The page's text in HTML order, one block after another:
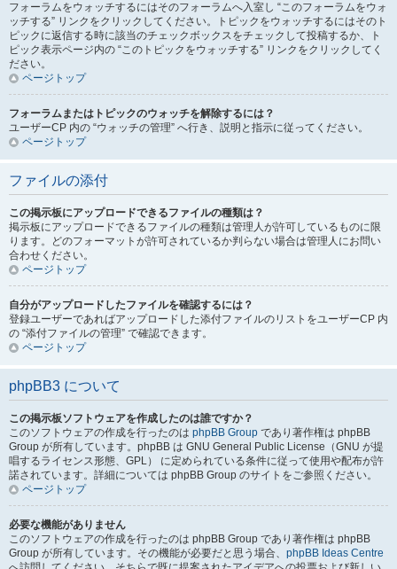
フォーラムをウォッチするにはそのフォーラムへ入室し “このフォーラムをウォ
ッチする” リンクをクリックしてください。トピックをウォッチするにはそのト
ピックに返信する時に該当のチェックボックスをチェックして投稿するか、ト
ピック表示ページ内の “このトピックをウォッチする” リンクをクリックしてく
ださい。
ページトップ
フォーラムまたはトピックのウォッチを解除するには？
ユーザーCP 内の “ウォッチの管理” へ行き、説明と指示に従ってください。
ページトップ
ファイルの添付
この掲示板にアップロードできるファイルの種類は？
掲示板にアップロードできるファイルの種類は管理人が許可しているものに限
ります。どのフォーマットが許可されているか判らない場合は管理人にお問い
合わせください。
ページトップ
自分がアップロードしたファイルを確認するには？
登録ユーザーであればアップロードした添付ファイルのリストをユーザーCP 内
の “添付ファイルの管理” で確認できます。
ページトップ
phpBB3 について
この掲示板ソフトウェアを作成したのは誰ですか？
このソフトウェアの作成を行ったのは phpBB Group であり著作権は phpBB
Group が所有しています。phpBB は GNU General Public License（GNU が提
唱するライセンス形態、GPL） に定められている条件に従って使用や配布が許
諾されています。詳細については phpBB Group のサイトをご参照ください。
ページトップ
必要な機能がありません
このソフトウェアの作成を行ったのは phpBB Group であり著作権は phpBB
Group が所有しています。その機能が必要だと思う場合、 phpBB Ideas Centre